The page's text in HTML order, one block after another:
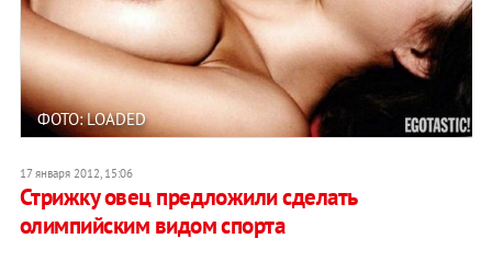
ФОТО: LOADED
17 января 2012, 15:06
Стрижку овец предложили сделать
олимпийским видом спорта